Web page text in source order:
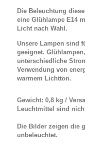
Die Beleuchtung
eine Glühlampe E14
Licht nach Wahl.
Unsere Lampen sind
geeignet.
unterschiedliche
Verwendung von
warmem Lichtton.
Gewicht: 0,8 kg /
Leuchtmittel sind
Die Bilder zeigen die
unbeleuchtet.